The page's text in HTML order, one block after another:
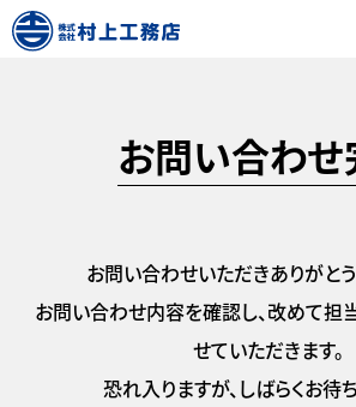
お問い合わせ
お問い合わせいただきありがとう
お問い合わせ内容を確認し、改めて担
せていただきます。
恐れ入りますが、しばらくお待